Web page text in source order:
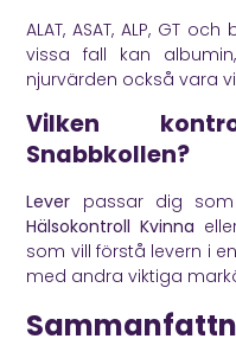
ALAT, ASAT, ALP, GT
vissa fall kan
njurvärden också vara
Vilken
Snabbkollen?
Lever passar dig
Hälsokontroll Kvinna
som vill förstå levern i
med andra viktiga